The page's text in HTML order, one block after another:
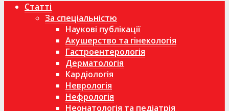
Статті
За спеціальністю
Наукові публікації
Акушерство та гінекологія
Гастроентерологія
Дерматологія
Кардіологія
Неврологія
Нефрологія
Неонатологія та педіатрія